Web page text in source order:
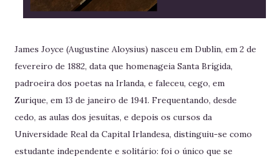
James Joyce (Augustine Aloysius) nasceu em Dublin, em 2 de
fevereiro de 1882, data que homenageia Santa Brígida,
padroeira dos poetas na Irlanda, e faleceu, cego, em
Zurique, em 13 de janeiro de 1941. Frequentando, desde
cedo, as aulas dos jesuítas, e depois os cursos da
Universidade Real da Capital Irlandesa, distinguiu-se como
estudante independente e solitário: foi o único que se